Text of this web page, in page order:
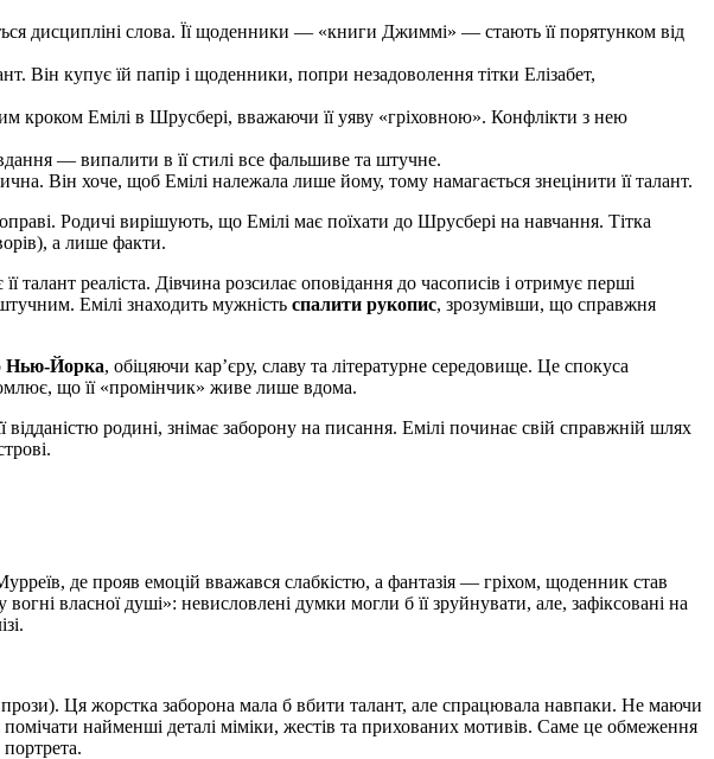
дисципліні слова. Її щоденники — «книги Джиммі» — стають її порятунком від
Він купує їй папір і щоденники, попри незадоволення тітки Елізабет,
кроком Емілі в Шрусбері, вважаючи її уяву «гріховною». Конфлікти з нею
— випалити в її стилі все фальшиве та штучне.
Він хоче, щоб Емілі належала лише йому, тому намагається знецінити її талант.
Родичі вирішують, що Емілі має поїхати до Шрусбері на навчання. Тітка
а лише факти.
реаліста. Дівчина розсилає оповідання до часописів і отримує перші
Емілі знаходить мужність спалити рукопис, зрозумівши, що справжня
Нью-Йорка, обіцяючи кар’єру, славу та літературне середовище. Це спокуса
що її «промінчик» живе лише вдома.
відданістю родині, знімає заборону на писання. Емілі починає свій справжній шлях
де прояв емоцій вважався слабкістю, а фантазія — гріхом, щоденник став
власної душі»: невисловлені думки могли б її зруйнувати, але, зафіксовані на
Ця жорстка заборона мала б вбити талант, але спрацювала навпаки. Не маючи
найменші деталі міміки, жестів та прихованих мотивів. Саме це обмеження